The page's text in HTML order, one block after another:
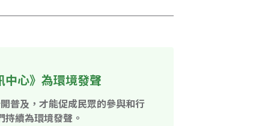
心》為環境發聲
普及，才能促成民眾的參與和行
續為環境發聲。